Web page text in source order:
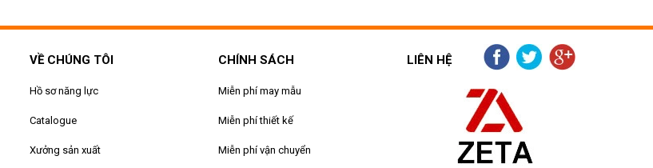
VỀ CHÚNG TÔI
Hồ sơ năng lực
Catalogue
Xưởng sản xuất
CHÍNH SÁCH
Miễn phí may mẫu
Miễn phí thiết kế
Miễn phí vận chuyển
LIÊN HỆ